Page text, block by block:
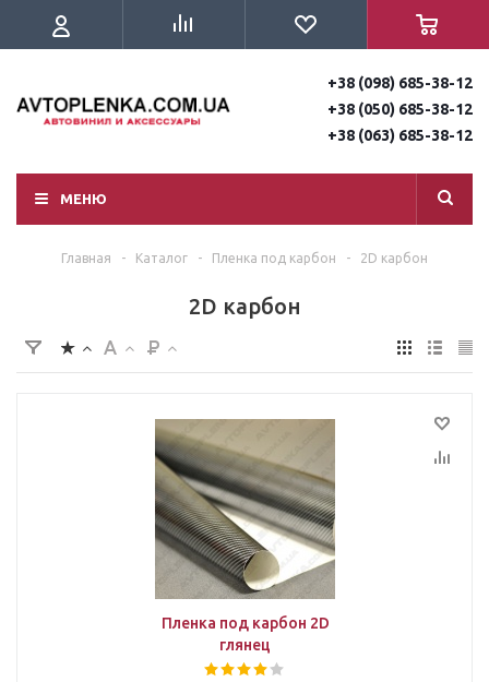
+38 (098) 685-38-12
+38 (050) 685-38-12
+38 (063) 685-38-12
МЕНЮ
Главная - Каталог - Пленка под карбон - 2D карбон
2D карбон
Пленка под карбон 2D
глянец